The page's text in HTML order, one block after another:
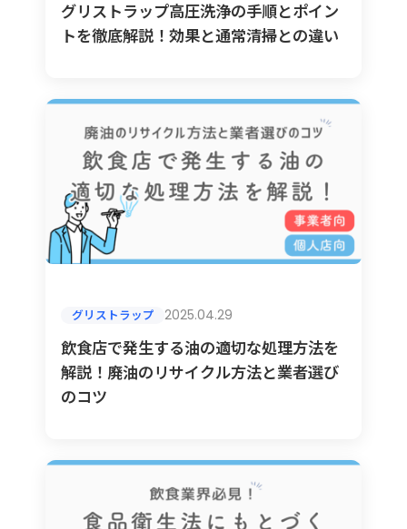
グリストラップ高圧洗浄の手順とポイン
トを徹底解説！効果と通常清掃との違い
グリストラップ 2025.04.29
飲食店で発生する油の適切な処理方法を
解説！廃油のリサイクル方法と業者選び
のコツ